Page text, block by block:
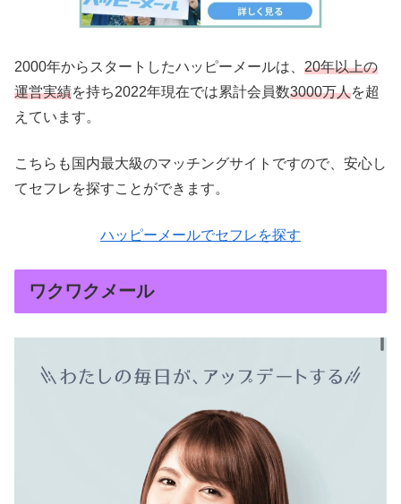
2000年からスタートしたハッピーメールは、 20年以上の
運営実績を持ち2022年現在では累計会員数3000万人を超
えています。
こちらも国内最大級のマッチングサイトですので、安心し
てセフレを探すことができます。
ハッピーメールでセフレを探す
ワクワクメール